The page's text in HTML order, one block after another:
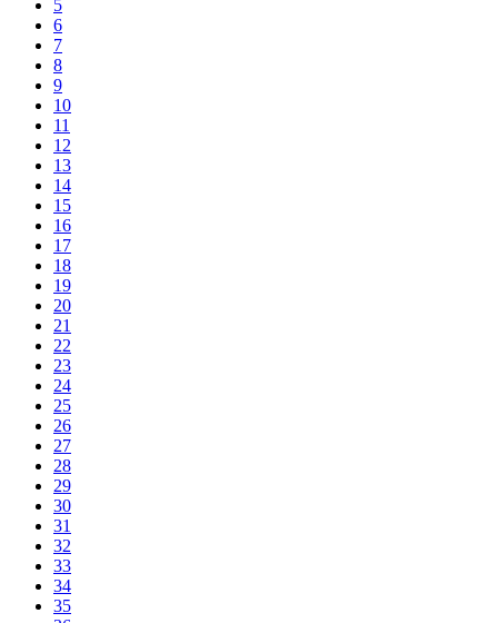
5
6
7
8
9
10
11
12
13
14
15
16
17
18
19
20
21
22
23
24
25
26
27
28
29
30
31
32
33
34
35